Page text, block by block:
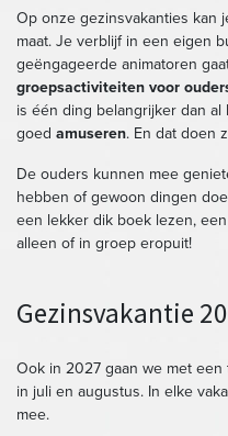
Op onze gezinsvakanties kan
maat. Je verblijf in een eigen
geëngageerde animatoren
groepsactiviteiten voor
is één ding belangrijker dan
goed amuseren. En dat doen
De ouders kunnen mee
hebben of gewoon dingen
een lekker dik boek lezen,
alleen of in groep eropuit!
Gezinsvakantie
Ook in 2027 gaan we met
in juli en augustus. In elke
mee.